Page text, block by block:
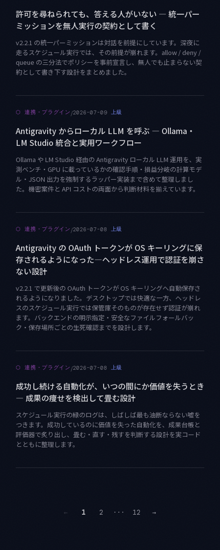
許可を尋ねられても、答える人がいない — 統一パー
ミッションを無人実行の契約として書く
v2.2.1 の統一パーミッションは対話を前提にしています。深夜に
走るスケジュール実行では、その前提が崩れます。allow / deny /
queue の三分法でポリシーを事前宣言し、無人でも止まらない契
約として書き下す設計をまとめました。
⬡ 連携・プラグイン /2026-07-09 上級
Antigravity からローカル LLM を呼ぶ — Ollama・
LM Studio 統合と実用ワークフロー
Ollama や LM Studio 経由の Antigravity ローカル LLM 運用を、実
測ベンチ・GPU に載っているかの確認手順・損益分岐の計算モデ
ル・JSON 出力を強制するラッパー実装まで含めて整理しまし
た。機密案件と API コストの両面から判断材料を揃えています。
⬡ 連携・プラグイン /2026-07-08 上級
Antigravity の OAuth トークンが OS キーリングに保
存されるようになった—ヘッドレス運用で認証を崩さ
ない設計
v2.2.1 で更新後の OAuth トークンが OS キーリングへ自動保存さ
れるようになりました。デスクトップでは快適な一方、ヘッドレ
スのスケジュール実行では保管庫そのものが存在せず認証が崩れ
ます。バックエンドの明示指定・安全なファイルフォールバッ
ク・保存場所ごとの生死確認までを設計します。
⬡ 連携・プラグイン /2026-07-08 上級
成功し続ける自動化が、いつの間にか価値を失うとき
— 成果の痩せを検出して畳む設計
スケジュール実行の緑のログは、しばしば最も油断ならない嘘を
つきます。成功しているのに価値を失った自動化を、成果台帳と
評価器で炙り出し、畳む・直す・残すを判断する設計を実コード
とともに整理します。
← 1 2 ··· 12 →